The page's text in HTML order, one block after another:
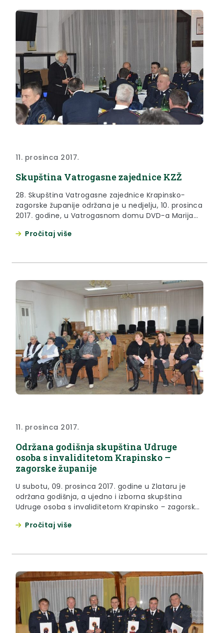
11. prosinca 2017.
Skupština Vatrogasne zajednice KZŽ
28. Skupština Vatrogasne zajednice Krapinsko-
zagorske županije održana je u nedjelju, 10. prosinca
2017. godine, u Vatrogasnom domu DVD-a Marija
Pročitaj više
11. prosinca 2017.
Održana godišnja skupština Udruge
osoba s invaliditetom Krapinsko –
zagorske županije
U subotu, 09. prosinca 2017. godine u Zlataru je
održana godišnja, a ujedno i izborna skupština
Udruge osoba s invaliditetom Krapinsko – zagorske
Pročitaj više